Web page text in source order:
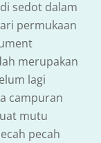
sedot dalam
permukaan
merupakan
lagi
campuran
mutu
pecah